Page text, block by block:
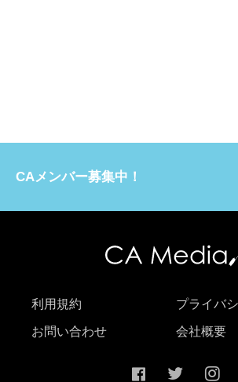
CAメンバー募集中！
利用規約 プライバ
お問い合わせ 会社概要